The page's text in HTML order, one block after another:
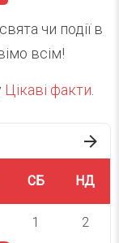
чи події в
всім!
Цікаві факти.
СБ НД
1 2